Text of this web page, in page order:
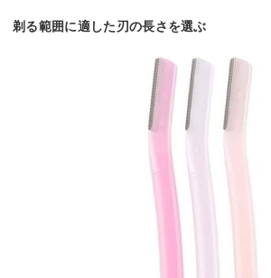
剃る範囲に適した刃の長さを選ぶ